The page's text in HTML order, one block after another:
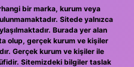
bir marka, kurum veya
Sitede yalnızca
Burada yer alan
olup, gerçek kurum ve kişiler
Gerçek kurum ve kişiler ile
Sitemizdeki bilgiler taslak